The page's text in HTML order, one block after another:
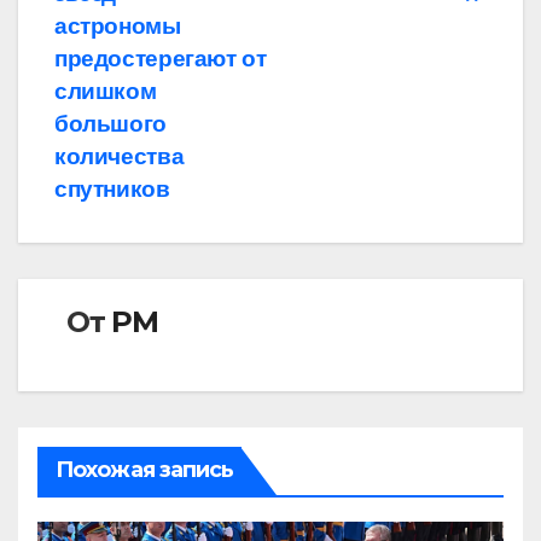
записям
астрономы
предостерегают от
слишком
большого
количества
спутников
От РМ
Похожая запись